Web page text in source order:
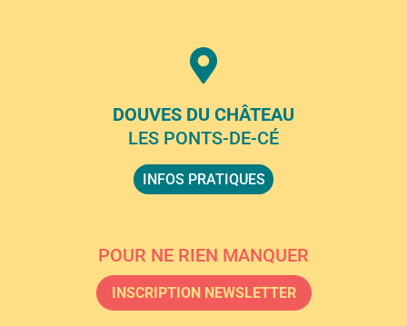

DOUVES DU CHÂTEAU
LES PONTS-DE-CÉ
INFOS PRATIQUES
POUR NE RIEN MANQUER
INSCRIPTION NEWSLETTER